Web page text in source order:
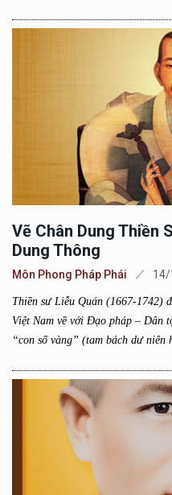
Vẽ Chân Dung Thiền
Dung Thông
Môn Phong Pháp Phái
Thiền sư Liễu Quán (1667-1742)
Việt Nam về với Đạo pháp – Dân
“con số vàng” (tam bách dư niên